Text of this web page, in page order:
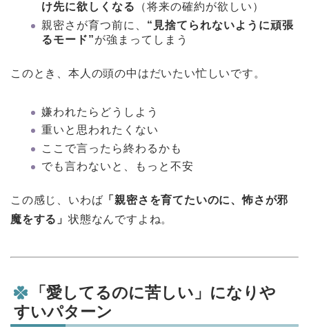
け先に欲しくなる
（将来の確約が欲しい）
親密さが育つ前に、 “見捨てられないように頑張
るモード”が強まってしまう
このとき、本人の頭の中はだいたい忙しいです。
嫌われたらどうしよう
重いと思われたくない
ここで言ったら終わるかも
でも言わないと、もっと不安
この感じ、いわば 「親密さを育てたいのに、怖さが邪
魔をする」 状態なんですよね。
「愛してるのに苦しい」になりや
すいパターン